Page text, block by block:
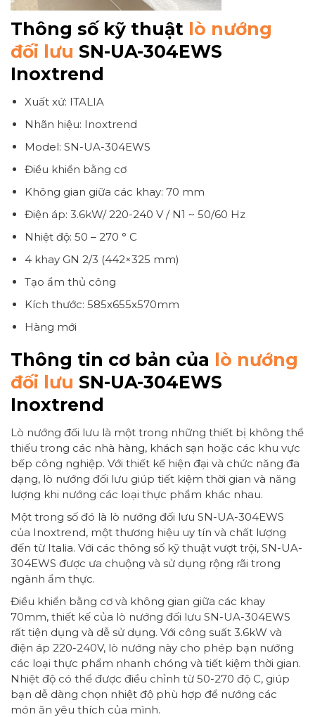
Thông số kỹ thuật lò nướng
đối lưu SN-UA-304EWS
Inoxtrend
Xuất xứ: ITALIA
Nhãn hiệu: Inoxtrend
Model: SN-UA-304EWS
Điều khiển bằng cơ
Không gian giữa các khay: 70 mm
Điện áp: 3.6kW/ 220-240 V / N1 ~ 50/60 Hz
Nhiệt độ: 50 – 270 ° C
4 khay GN 2/3 (442×325 mm)
Tạo ẩm thủ công
Kích thước: 585x655x570mm
Hàng mới
Thông tin cơ bản của lò nướng
đối lưu SN-UA-304EWS
Inoxtrend
Lò nướng đối lưu là một trong những thiết bị không thể
thiếu trong các nhà hàng, khách sạn hoặc các khu vực
bếp công nghiệp. Với thiết kế hiện đại và chức năng đa
dạng, lò nướng đối lưu giúp tiết kiệm thời gian và năng
lượng khi nướng các loại thực phẩm khác nhau.
Một trong số đó là lò nướng đối lưu SN-UA-304EWS
của Inoxtrend, một thương hiệu uy tín và chất lượng
đến từ Italia. Với các thông số kỹ thuật vượt trội, SN-UA-
304EWS được ưa chuộng và sử dụng rộng rãi trong
ngành ẩm thực.
Điều khiển bằng cơ và không gian giữa các khay
70mm, thiết kế của lò nướng đối lưu SN-UA-304EWS
rất tiện dụng và dễ sử dụng. Với công suất 3.6kW và
điện áp 220-240V, lò nướng này cho phép bạn nướng
các loại thực phẩm nhanh chóng và tiết kiệm thời gian.
Nhiệt độ có thể được điều chỉnh từ 50-270 độ C, giúp
bạn dễ dàng chọn nhiệt độ phù hợp để nướng các
món ăn yêu thích của mình.